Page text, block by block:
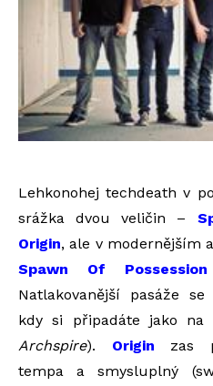
Lehkonohej techdeath v
srážka dvou veličin –
Origin, ale v modernějším
Spawn Of Possession
Natlakovanější pasáže
kdy si připadáte jako na
Archspire). Origin zas
tempa a smysluplný